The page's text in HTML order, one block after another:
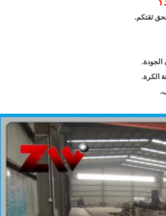
ثقتكم.
الجودة.
الكرة.